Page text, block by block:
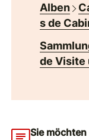
Alben
s de
de Visite
Sie